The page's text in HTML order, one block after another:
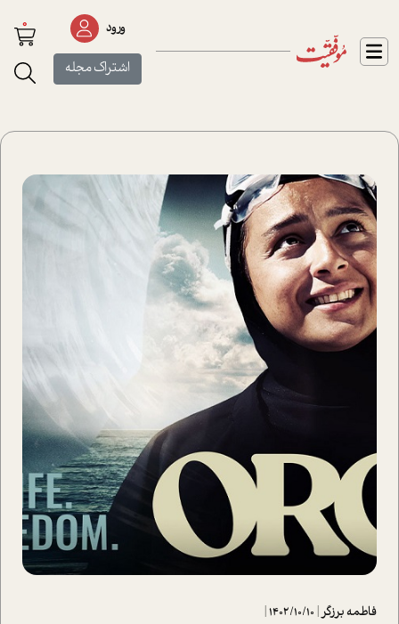
ورود
اشتراک مجله
0
فاطمه برزگر|
1402/10/10
|